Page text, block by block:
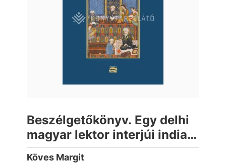
Beszélgetőkönyv. Egy delhi
magyar lektor interjúi indiai
egyetemistákkal
Köves Margit